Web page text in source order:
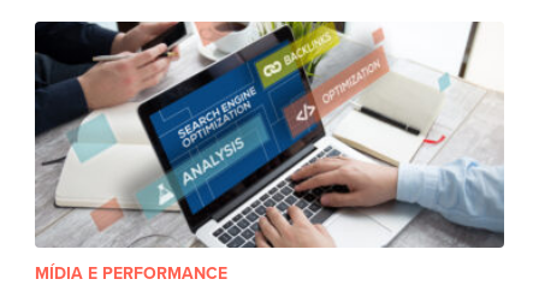
MÍDIA E PERFORMANCE